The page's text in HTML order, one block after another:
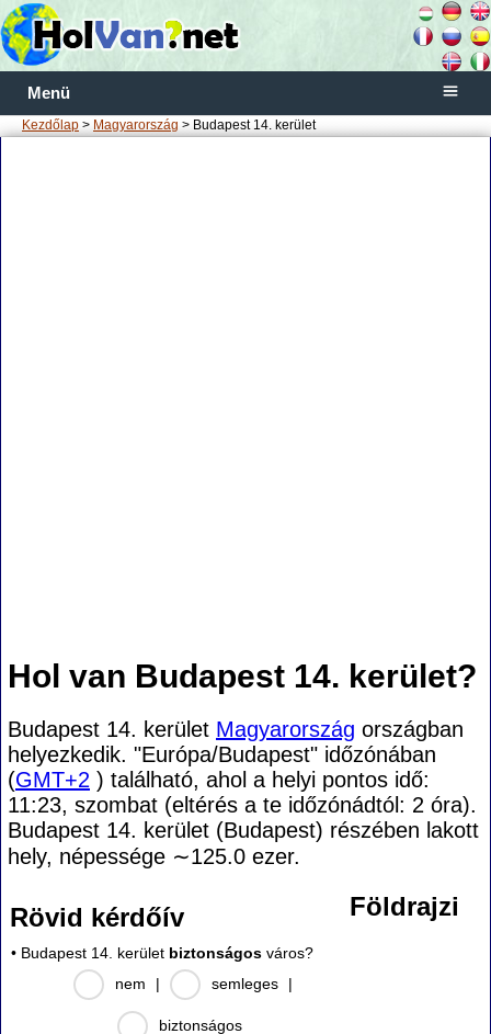
Menü
Kezdőlap > Magyarország > Budapest 14. kerület
Hol van Budapest 14. kerület?
Budapest 14. kerület Magyarország országban
helyezkedik. "Európa/Budapest" időzónában
(GMT+2 ) található, ahol a helyi pontos idő:
11:23, szombat (eltérés a te időzónádtól: 2 óra).
Budapest 14. kerület (Budapest) részében lakott
hely, népessége ∼125.0 ezer.
Rövid kérdőív
• Budapest 14. kerület biztonságos város?
nem
| semleges |
biztonságos
Földrajzi